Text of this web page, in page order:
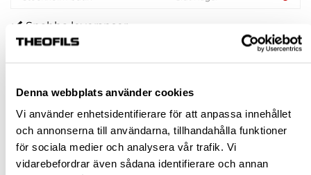
Denna webbplats använder cookies
Vi använder enhetsidentifierare för att anpassa innehållet
och annonserna till användarna, tillhandahålla funktioner
för sociala medier och analysera vår trafik. Vi
vidarebefordrar även sådana identifierare och annan
Snabba leveranser
Hämta i butik
BESKRIVNING
SPECIFIKATION